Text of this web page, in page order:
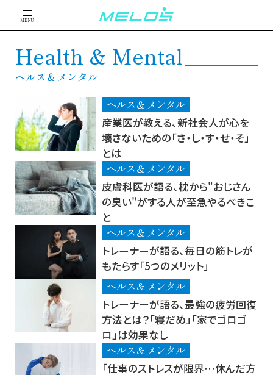
MENU
Health & Mental
ヘルス＆メンタル
ヘルス＆メンタル
産業医が教える、新社会人が心を
壊さないための「さ・し・す・せ・そ」
とは
ヘルス＆メンタル
皮膚科医が語る、枕から"おじさん
の臭い"がする人が至急やるべきこ
と
ヘルス＆メンタル
トレーナーが語る、毎日の筋トレが
もたらす「5つのメリット」
ヘルス＆メンタル
トレーナーが語る、最強の疲労回復
方法とは？「寝だめ」「家でゴロゴ
ロ」は効果なし
ヘルス＆メンタル
「仕事のストレスが限界…休んだ方